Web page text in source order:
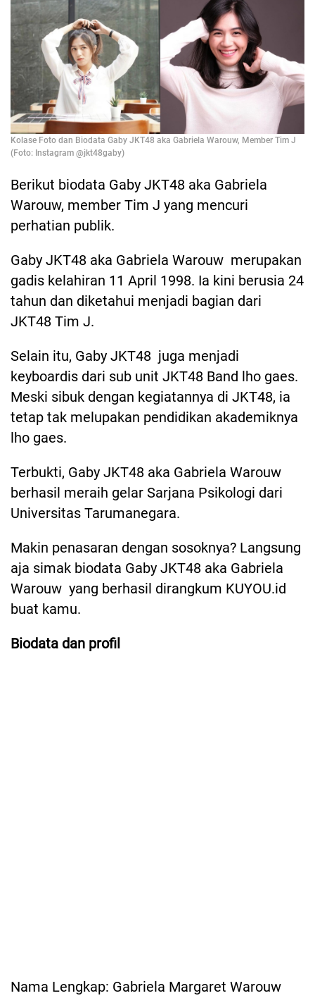
Kolase Foto dan Biodata Gaby JKT48 aka Gabriela Warouw, Member Tim J
(Foto: Instagram @jkt48gaby)
Berikut biodata Gaby JKT48 aka Gabriela
Warouw, member Tim J yang mencuri
perhatian publik.
Gaby JKT48 aka Gabriela Warouw merupakan
gadis kelahiran 11 April 1998. Ia kini berusia 24
tahun dan diketahui menjadi bagian dari
JKT48 Tim J.
Selain itu, Gaby JKT48 juga menjadi
keyboardis dari sub unit JKT48 Band lho gaes.
Meski sibuk dengan kegiatannya di JKT48, ia
tetap tak melupakan pendidikan akademiknya
lho gaes.
Terbukti, Gaby JKT48 aka Gabriela Warouw
berhasil meraih gelar Sarjana Psikologi dari
Universitas Tarumanegara.
Makin penasaran dengan sosoknya? Langsung
aja simak biodata Gaby JKT48 aka Gabriela
Warouw yang berhasil dirangkum KUYOU.id
buat kamu.
Biodata dan profil
Nama Lengkap: Gabriela Margaret Warouw